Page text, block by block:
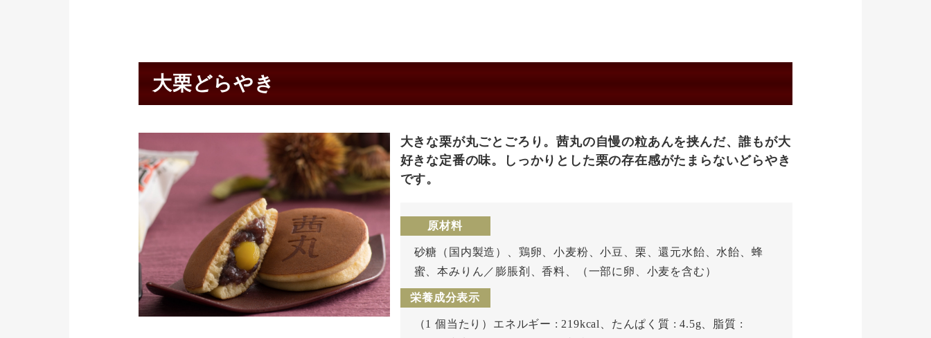
大栗どらやき
大きな栗が丸ごとごろり。茜丸の自慢の粒あんを挟んだ、誰もが大
好きな定番の味。しっかりとした栗の存在感がたまらないどらやき
です。
原材料
砂糖（国内製造）、鶏卵、小麦粉、小豆、栗、還元水飴、水飴、蜂
蜜、本みりん／膨脹剤、香料、（一部に卵、小麦を含む）
栄養成分表示
（1 個当たり）エネルギー : 219kcal、たんぱく質 : 4.5g、脂質 :